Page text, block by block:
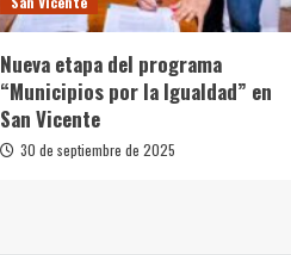
Nueva etapa del programa
“Municipios por la Igualdad” en
San Vicente
30 de septiembre de 2025